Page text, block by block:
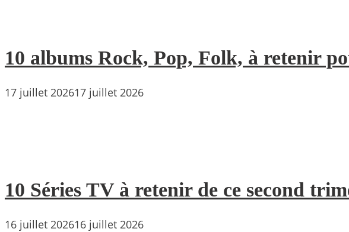
10 albums Rock, Pop, Folk, à retenir
17 juillet 202617 juillet 2026
10 Séries TV à retenir de ce second
16 juillet 202616 juillet 2026